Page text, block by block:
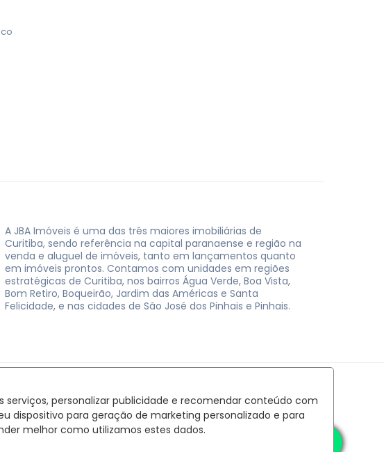
personalizar publicidade e recomendar conteúdo com
dispositivo para geração de marketing personalizado e para
melhor como utilizamos estes dados.
A JBA Imóveis é uma das três maiores imobiliárias de
Curitiba, sendo referência na capital paranaense e região na
venda e aluguel de imóveis, tanto em lançamentos quanto
em imóveis prontos. Contamos com unidades em regiões
estratégicas de Curitiba, nos bairros Água Verde, Boa Vista,
Bom Retiro, Boqueirão, Jardim das Américas e Santa
Felicidade, e nas cidades de São José dos Pinhais e Pinhais.